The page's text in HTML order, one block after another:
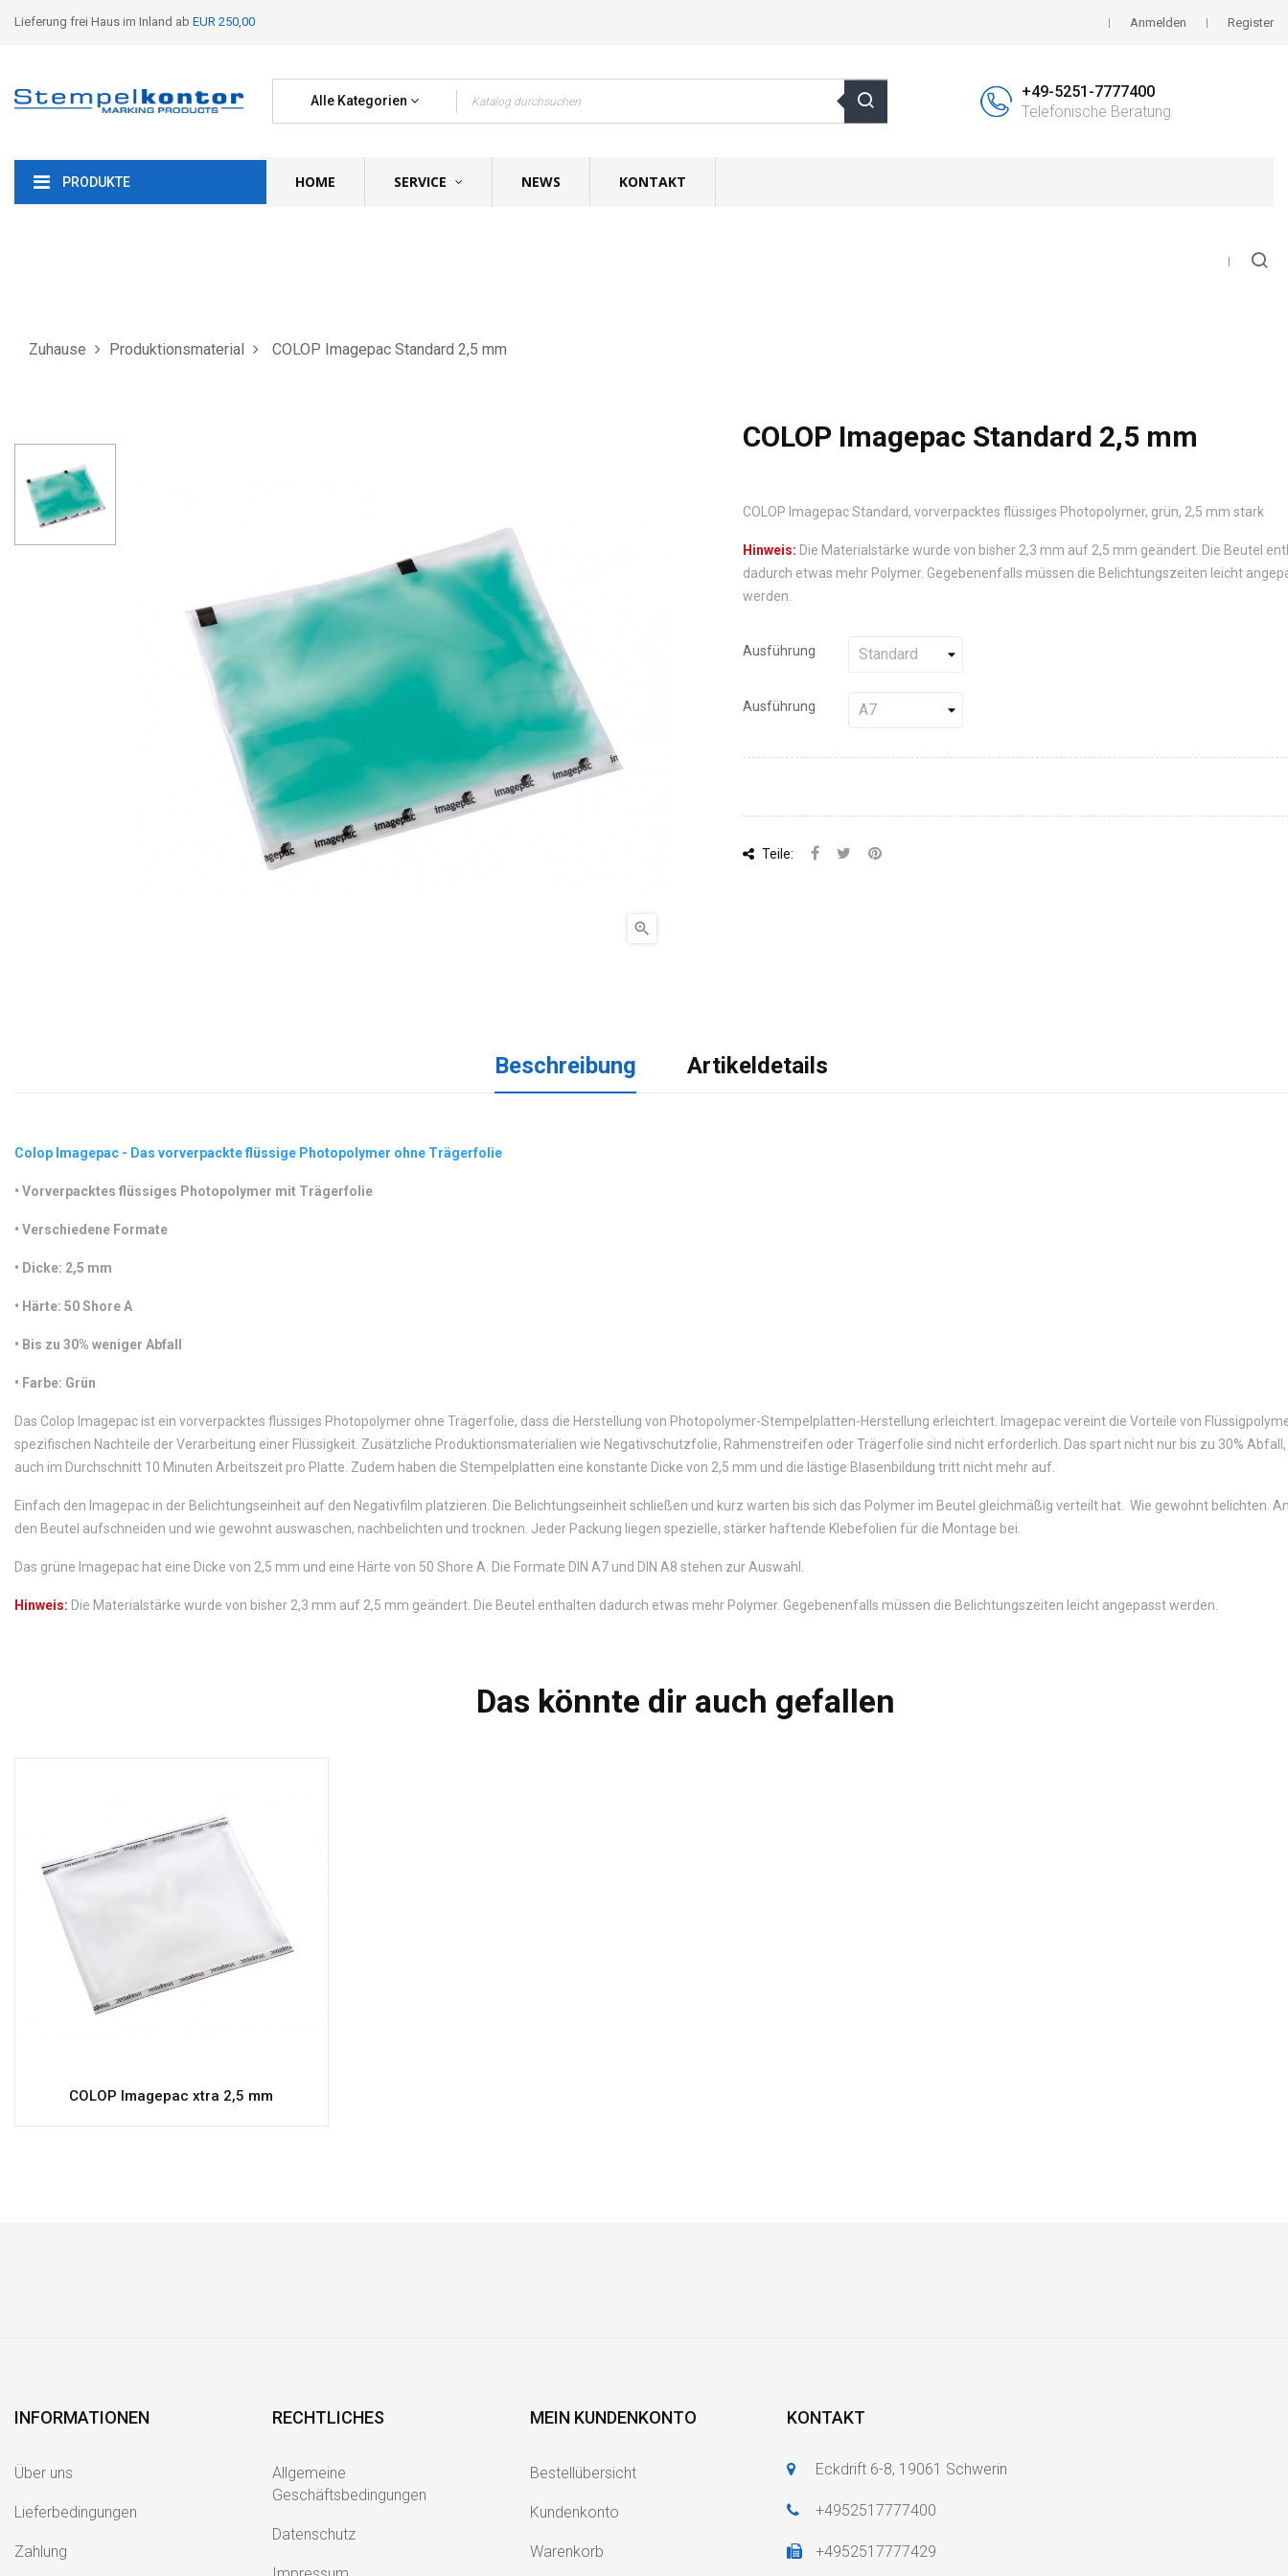
Lieferung frei Haus im Inland ab EUR 250,00 Anmelden Register
Alle Kategorien
+49-5251-7777400
Telefonische Beratung
PRODUKTE HOME SERVICE NEWS KONTAKT
Zuhause Produktionsmaterial COLOP Imagepac Standard 2,5 mm

COLOP Imagepac Standard 2,5 mm
COLOP Imagepac Standard, vorverpacktes flüssiges Photopolymer, grün, 2,5 mm stark
Hinweis: Die Materialstärke wurde von bisher 2,3 mm auf 2,5 mm geändert. Die Beutel
dadurch etwas mehr Polymer. Gegebenenfalls müssen die Belichtungszeiten leicht
werden.
Ausführung
Ausführung
Teile:
Beschreibung Artikeldetails
Colop Imagepac - Das vorverpackte flüssige Photopolymer ohne Trägerfolie
• Vorverpacktes flüssiges Photopolymer mit Trägerfolie
• Verschiedene Formate
• Dicke: 2,5 mm
• Härte: 50 Shore A
• Bis zu 30% weniger Abfall
• Farbe: Grün
Das Colop Imagepac ist ein vorverpacktes flüssiges Photopolymer ohne Trägerfolie, dass die Herstellung von Photopolymer-Stempelplatten-Herstellung erleichtert. Imagepac vereint die Vorteile von
spezifischen Nachteile der Verarbeitung einer Flüssigkeit. Zusätzliche Produktionsmaterialien wie Negativschutzfolie, Rahmenstreifen oder Trägerfolie sind nicht erforderlich. Das spart nicht nur bis zu 30%
auch im Durchschnitt 10 Minuten Arbeitszeit pro Platte. Zudem haben die Stempelplatten eine konstante Dicke von 2,5 mm und die lästige Blasenbildung tritt nicht mehr auf.
Einfach den Imagepac in der Belichtungseinheit auf den Negativfilm platzieren. Die Belichtungseinheit schließen und kurz warten bis sich das Polymer im Beutel gleichmäßig verteilt hat. Wie gewohnt belichten.
den Beutel aufschneiden und wie gewohnt auswaschen, nachbelichten und trocknen. Jeder Packung liegen spezielle, stärker haftende Klebefolien für die Montage bei.
Das grüne Imagepac hat eine Dicke von 2,5 mm und eine Härte von 50 Shore A. Die Formate DIN A7 und DIN A8 stehen zur Auswahl.
Hinweis: Die Materialstärke wurde von bisher 2,3 mm auf 2,5 mm geändert. Die Beutel enthalten dadurch etwas mehr Polymer. Gegebenenfalls müssen die Belichtungszeiten leicht angepasst werden.
Das könnte dir auch gefallen
COLOP Imagepac xtra 2,5 mm
INFORMATIONEN
Über uns
Lieferbedingungen
Zahlung
RECHTLICHES
Allgemeine
Geschäftsbedingungen
Datenschutz
MEIN KUNDENKONTO
Bestellübersicht
Kundenkonto
Warenkorb
KONTAKT
Eckdrift 6-8, 19061 Schwerin
+4952517777400
+4952517777429